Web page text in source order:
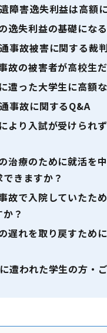
障害逸失利益は高額
逸失利益の基礎にな
事故被害に関する裁
故の被害者が高校生
遭った大学生に高額
事故に関するQ&A
より入試が受けられ
治療のために就活を
きますか？
故で入院していたた
？
遅れを取り戻すため
遭われた学生の方・